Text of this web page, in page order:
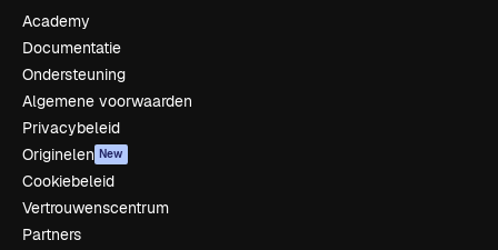
Academy
Documentatie
Ondersteuning
Algemene voorwaarden
Privacybeleid
Originelen New
Cookiebeleid
Vertrouwenscentrum
Partners